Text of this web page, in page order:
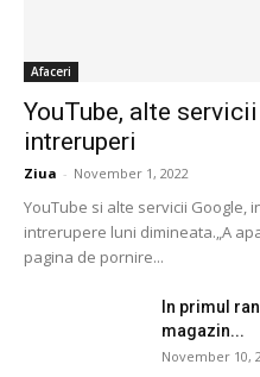
Afaceri
YouTube, alte
intreruperi
Ziua - November 1, 2022
YouTube si alte servicii Google,
intrerupere luni dimineata.„A
pagina de pornire...
In primul
magazin...
November 10,